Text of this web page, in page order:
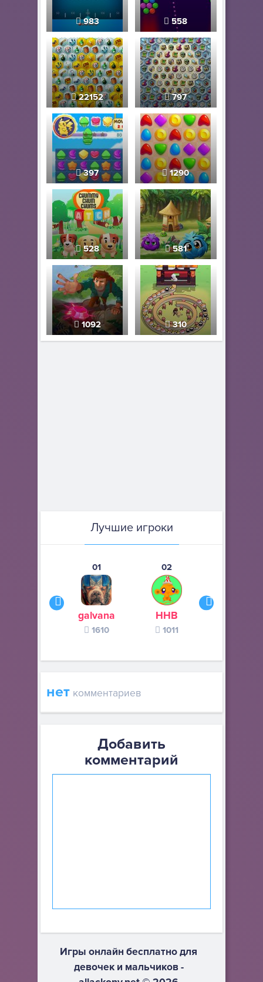
983 558
22152 797
397 1290
528 581
1092 310
Лучшие игроки
01
galvana
1610
02
ННВ
1011
нет комментариев
Добавить
комментарий
Игры онлайн бесплатно для
девочек и мальчиков -